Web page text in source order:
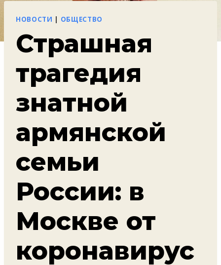
НОВОСТИ ОБЩЕСТВО
Страшная
трагедия
знатной
армянской
семьи
России: в
Москве от
коронавирус